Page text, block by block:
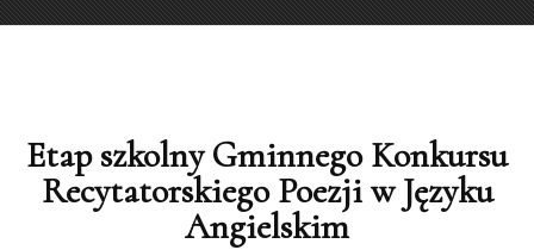
Etap szkolny Gminnego Konkursu
Recytatorskiego Poezji w Języku
Angielskim